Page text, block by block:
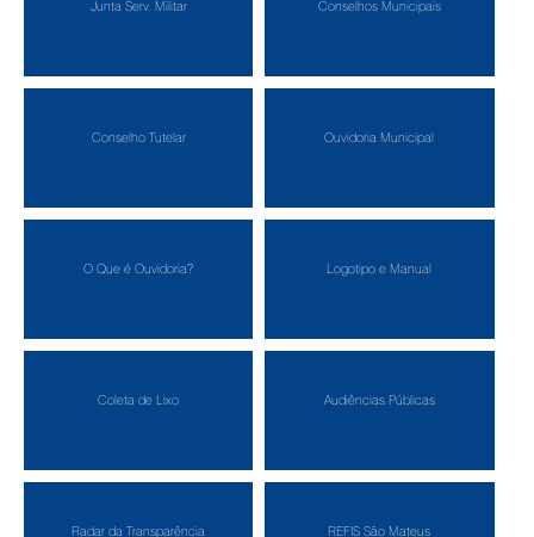
Junta Serv. Militar Conselhos Municipais
Conselho Tutelar Ouvidoria Municipal
O Que é Ouvidoria? Logotipo e Manual
Coleta de Lixo Audiências Públicas
Radar da Transparência REFIS São Mateus